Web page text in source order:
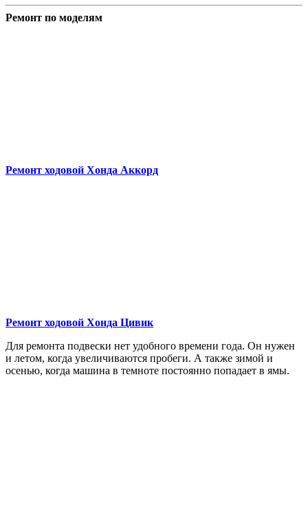
Ремонт по моделям
Ремонт ходовой Хонда Аккорд
Ремонт ходовой Хонда Цивик
Для ремонта подвески нет удобного времени года. Он нужен
и летом, когда увеличиваются пробеги. А также зимой и
осенью, когда машина в темноте постоянно попадает в ямы.